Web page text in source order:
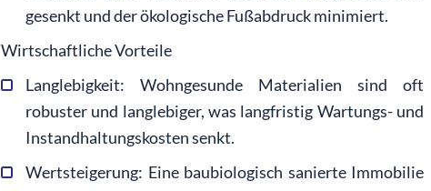
gesenkt und der ökologische Fußabdruck minimiert.
Wirtschaftliche Vorteile
Langlebigkeit: Wohngesunde Materialien sind oft
robuster und langlebiger, was langfristig Wartungs- und
Instandhaltungskosten senkt.
Wertsteigerung: Eine baubiologisch sanierte Immobilie